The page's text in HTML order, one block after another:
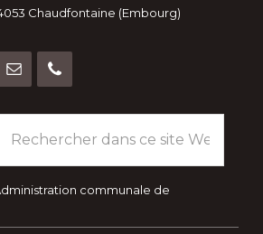
Chaudfontaine (Embourg)
dans
communale de